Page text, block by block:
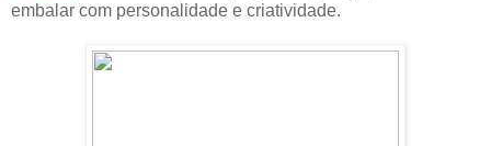
embalar com personalidade e criatividade.